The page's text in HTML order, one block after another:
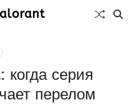
серия
перелом